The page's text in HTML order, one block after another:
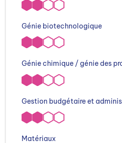
Génie biotechnologique
Génie chimique / génie des
Gestion budgétaire et
Matériaux